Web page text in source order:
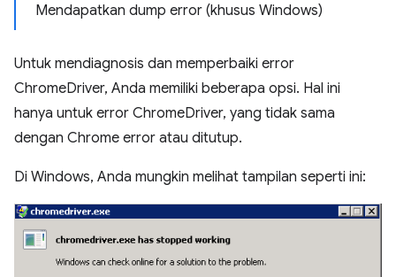
Mendapatkan dump error (khusus Windows)
Untuk mendiagnosis dan memperbaiki error
ChromeDriver, Anda memiliki beberapa opsi. Hal ini
hanya untuk error ChromeDriver, yang tidak sama
dengan Chrome error atau ditutup.
Di Windows, Anda mungkin melihat tampilan seperti ini: